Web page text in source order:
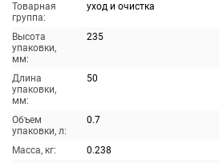
Товарная
группа:
уход и очистка
Высота
упаковки,
мм:
235
Длина
упаковки,
мм:
50
Объем
упаковки, л:
0.7
Масса, кг:
0.238